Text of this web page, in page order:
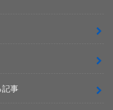
記事